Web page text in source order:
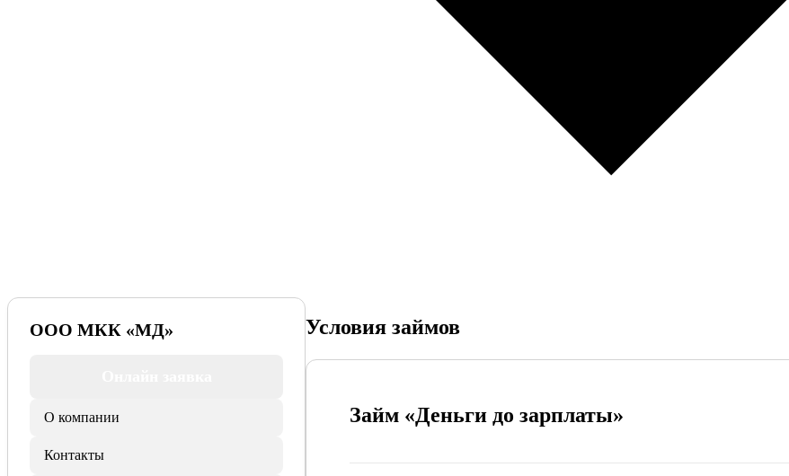
ООО МКК «МД»
О компании
Контакты
Условия займов
Займ «Деньги до зарплаты»